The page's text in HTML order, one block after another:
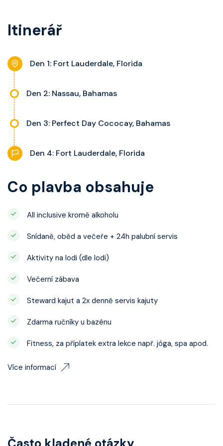
kajuty.
nastavitelnou klimatizaci,
noční stolky, trezor a balkon s
výhledem, velikost kajuty a balkonu
Itinerář
Den 1: Fort Lauderdale, Florida
Den 2: Nassau, Bahamas
Den 3: Perfect Day Cococay, Bahamas
Den 4: Fort Lauderdale, Florida
Co plavba obsahuje
All inclusive kromě alkoholu
Snídaně, oběd a večeře + 24h palubní servis
Aktivity na lodi (dle lodi)
Večerní zábava
Steward kajut a 2x denně servis kajuty
Zdarma ručníky u bazénu
Fitness, za příplatek extra lekce např. jóga, spa apod.
Více informací